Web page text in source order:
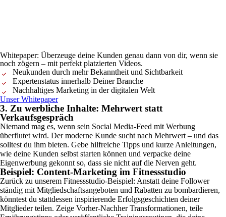
Whitepaper: Überzeuge deine Kunden genau dann von dir, wenn sie
noch zögern – mit perfekt platzierten Videos.
Neukunden durch mehr Bekanntheit und Sichtbarkeit
Expertenstatus innerhalb Deiner Branche
Nachhaltiges Marketing in der digitalen Welt
Unser Whitepaper
3. Zu werbliche Inhalte: Mehrwert statt
Verkaufsgespräch
Niemand mag es, wenn sein Social Media-Feed mit Werbung
überflutet wird. Der moderne Kunde sucht nach Mehrwert – und das
solltest du ihm bieten. Gebe hilfreiche Tipps und kurze Anleitungen,
wie deine Kunden selbst starten können und verpacke deine
Eigenwerbung gekonnt so, dass sie nicht auf die Nerven geht.
Beispiel: Content-Marketing im Fitnessstudio
Zurück zu unserem Fitnessstudio-Beispiel: Anstatt deine Follower
ständig mit Mitgliedschaftsangeboten und Rabatten zu bombardieren,
könntest du stattdessen inspirierende Erfolgsgeschichten deiner
Mitglieder teilen. Zeige Vorher-Nachher Transformationen, teile